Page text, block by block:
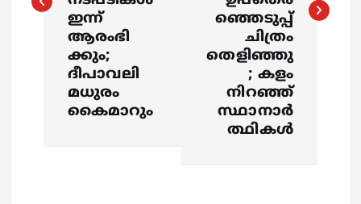
ഇന്ന്
ആരംഭി
ക്കും;
ദീപാവലി
മധുരം
കൈമാറും
ഞ്ഞെടുപ്പ്
ചിത്രം
തെളിഞ്ഞു
; കളം
നിറ‍ഞ്ഞ്
സ്ഥാനാർ
ത്ഥികൾ